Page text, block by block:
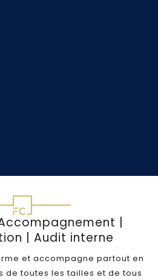
|
| Audit interne
et accompagne partout en
de toutes les tailles et de tous